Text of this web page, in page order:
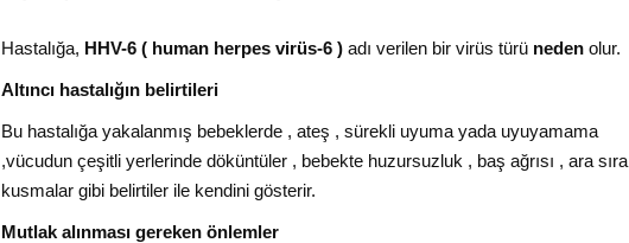
Hastalığa, HHV-6 ( human herpes virüs-6 )adı verilen bir virüs türü nedenolur.
Altıncı hastalığın belirtileri
Bu hastalığa yakalanmış bebeklerde , ateş , sürekli uyuma yada uyuyamama
,vücudun çeşitli yerlerinde döküntüler , bebekte huzursuzluk , baş ağrısı , ara sıra
kusmalar gibi belirtiler ile kendini gösterir.
Mutlak alınması gereken önlemler